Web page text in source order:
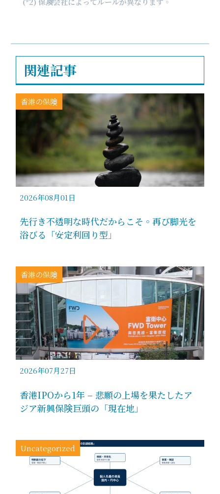
関連記事
香港の保険
2026年08月01日
先行き不透明な時代だからこそ。再び脚光を
浴びる「安定利回り型」
香港の保険
2026年07月27日
香港IPOから1年 – 悲願の上場を果たしたア
ジア新興保険巨頭の「現在地」
Uncategorized